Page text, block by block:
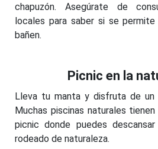
chapuzón. Asegúrate de
locales para saber si se
bañen.
Picnic en la
Lleva tu manta y disfruta de un
Muchas piscinas naturales
picnic donde puedes
rodeado de naturaleza.